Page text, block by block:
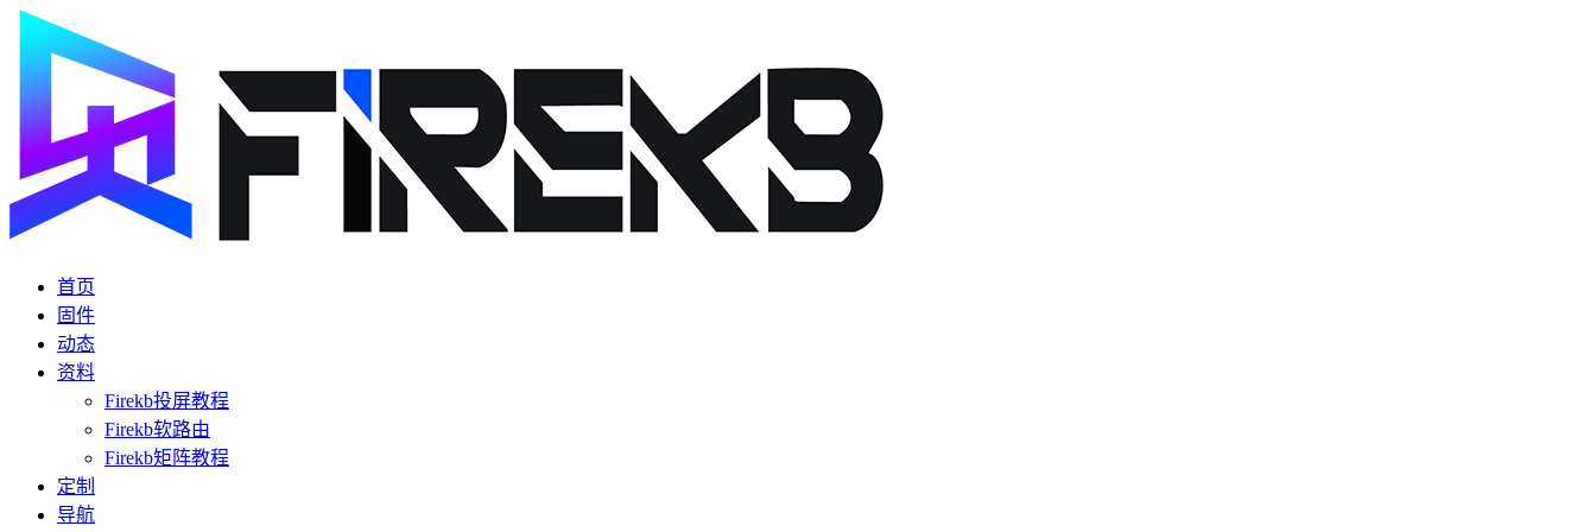
首页
固件
动态
资料
Firekb投屏教程
Firekb软路由
Firekb矩阵教程
定制
导航